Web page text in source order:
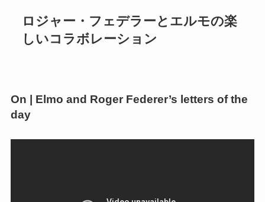
ロジャー・フェデラーとエルモの楽
しいコラボレーション
On | Elmo and Roger Federer’s letters of the
day